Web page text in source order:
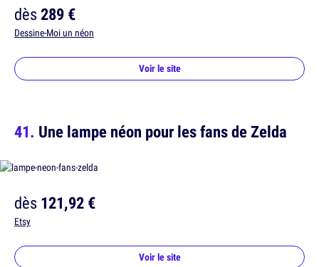
dès289 €
Dessine-Moi un néon
Voir le site
Une lampe néon pour les fans de Zelda
dès121,92 €
Etsy
Voir le site